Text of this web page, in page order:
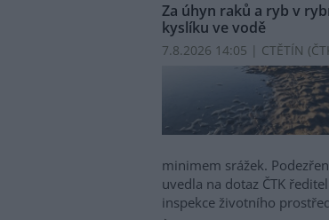
Za úhyn raků a ryb v
kyslíku ve vodě
7.8.2026 14:05 | CTĚTÍN (
minimem srážek.
uvedla na dotaz ČTK
inspekce životního